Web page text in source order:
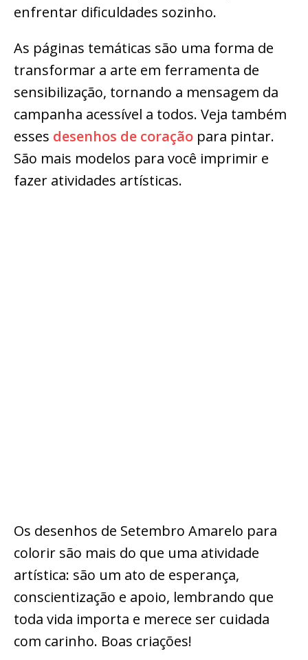
enfrentar dificuldades sozinho.
As páginas temáticas são uma forma de
transformar a arte em ferramenta de
sensibilização, tornando a mensagem da
campanha acessível a todos. Veja também
esses desenhos de coração para pintar.
São mais modelos para você imprimir e
fazer atividades artísticas.
Os desenhos de Setembro Amarelo para
colorir são mais do que uma atividade
artística: são um ato de esperança,
conscientização e apoio, lembrando que
toda vida importa e merece ser cuidada
com carinho. Boas criações!